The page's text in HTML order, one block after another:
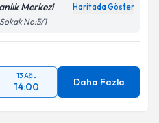
Merkezi Haritada Göster
No:5/1
13 Ağu
14:00 Daha Fazla